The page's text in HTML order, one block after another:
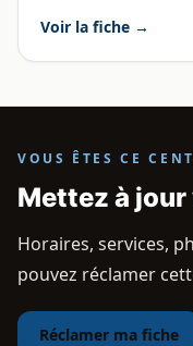
Voir la fiche →
VOUS ÊTES CE
Mettez à
Horaires, services,
pouvez réclamer
Réclamer ma fiche